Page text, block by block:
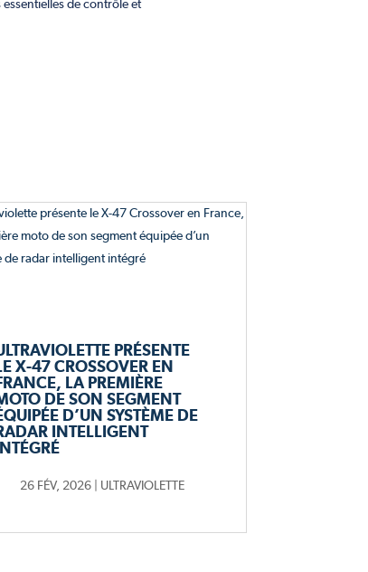
de contrôle et
PRÉSENTE
X-47 CROSSOVER EN
LA PREMIÈRE
DE SON SEGMENT
D’UN SYSTÈME DE
INTELLIGENT
26 FÉV, 2026 ULTRAVIOLETTE